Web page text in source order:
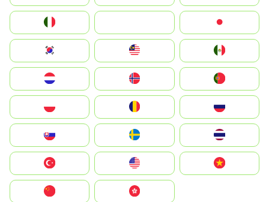
South Korea
United States
中國香港特別行政區